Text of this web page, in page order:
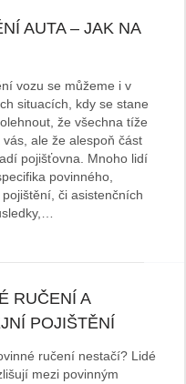
AUTA – JAK NA
vozu se můžeme i v
situacích, kdy se stane
že všechna tíže
vás, ale že alespoň část
pojišťovna. Mnoho lidí
povinného,
či asistenčních
RUČENÍ A
POJIŠTĚNÍ
ručení nestačí? Lidé
mezi povinným